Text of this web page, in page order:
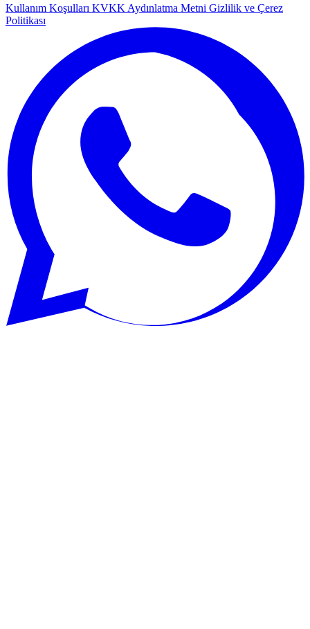
Kullanım Koşulları KVKK Aydınlatma Metni Gizlilik ve Çerez
Politikası